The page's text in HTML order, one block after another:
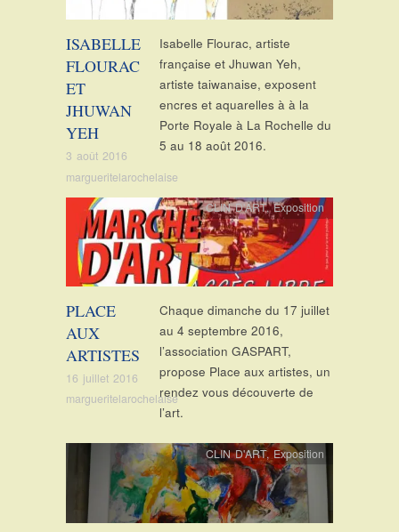
ISABELLE
FLOURAC
ET
JHUWAN
YEH
3 août 2016
margueritelarochelaise
Isabelle Flourac, artiste
française et Jhuwan Yeh,
artiste taiwanaise, exposent
encres et aquarelles à à la
Porte Royale à La Rochelle du
5 au 18 août 2016.
PLACE
AUX
ARTISTES
16 juillet 2016
margueritelarochelaise
CLIN D'ART,Exposition
Chaque dimanche du 17 juillet
au 4 septembre 2016,
l’association GASPART,
propose Place aux artistes, un
rendez vous découverte de
l’art.
CLIN D'ART, Exposition